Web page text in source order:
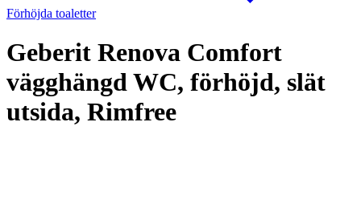
Förhöjda toaletter
Geberit Renova Comfort
vägghängd WC, förhöjd, slät
utsida, Rimfree